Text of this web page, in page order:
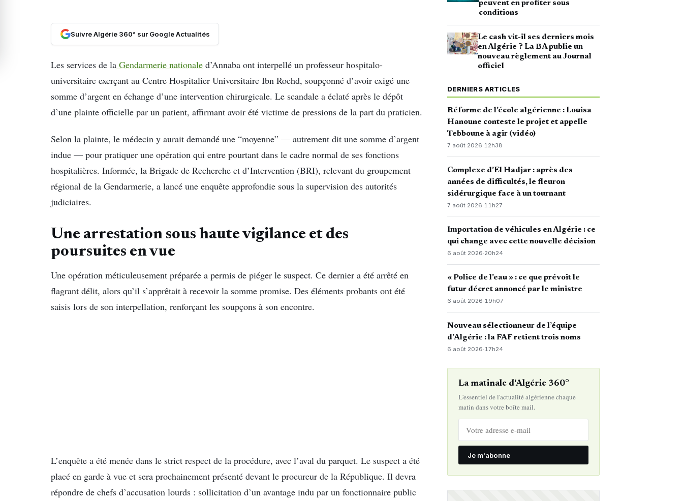
Suivre Algérie 360° sur Google Actualités
Les services de la Gendarmerie nationale d’Annaba ont interpellé un professeur hospitalo-
universitaire exerçant au Centre Hospitalier Universitaire Ibn Rochd, soupçonné d’avoir exigé une
somme d’argent en échange d’une intervention chirurgicale. Le scandale a éclaté après le dépôt
d’une plainte officielle par un patient, affirmant avoir été victime de pressions de la part du praticien.
Selon la plainte, le médecin y aurait demandé une “moyenne” — autrement dit une somme d’argent
indue — pour pratiquer une opération qui entre pourtant dans le cadre normal de ses fonctions
hospitalières. Informée, la Brigade de Recherche et d’Intervention (BRI), relevant du groupement
régional de la Gendarmerie, a lancé une enquête approfondie sous la supervision des autorités
judiciaires.
Une arrestation sous haute vigilance et des
poursuites en vue
Une opération méticuleusement préparée a permis de piéger le suspect. Ce dernier a été arrêté en
flagrant délit, alors qu’il s’apprêtait à recevoir la somme promise. Des éléments probants ont été
saisis lors de son interpellation, renforçant les soupçons à son encontre.
L’enquête a été menée dans le strict respect de la procédure, avec l’aval du parquet. Le suspect a été
placé en garde à vue et sera prochainement présenté devant le procureur de la République. Il devra
répondre de chefs d’accusation lourds : sollicitation d’un avantage indu par un fonctionnaire public
peuvent en profiter sous
conditions
Le cash vit-il ses derniers mois
en Algérie ? La BA publie un
nouveau règlement au Journal
officiel
DERNIERS ARTICLES
Réforme de l’école algérienne : Louisa
Hanoune conteste le projet et appelle
Tebboune à agir (vidéo)
7 août 2026·12h38
Complexe d’El Hadjar : après des
années de difficultés, le fleuron
sidérurgique face à un tournant
7 août 2026· 11h27
Importation de véhicules en Algérie : ce
qui change avec cette nouvelle décision
6 août 2026·20h24
« Police de l’eau » : ce que prévoit le
futur décret annoncé par le ministre
6 août 2026·19h07
Nouveau sélectionneur de l’équipe
d’Algérie : la FAF retient trois noms
6 août 2026· 17h24
La matinale d'Algérie 360°
L'essentiel de l'actualité algérienne chaque
matin dans votre boîte mail.
Je m'abonne